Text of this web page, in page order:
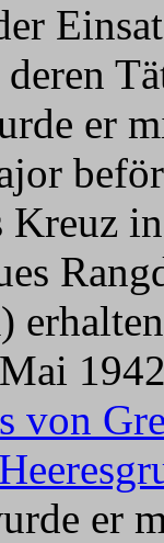
er
Kreuz
von
er